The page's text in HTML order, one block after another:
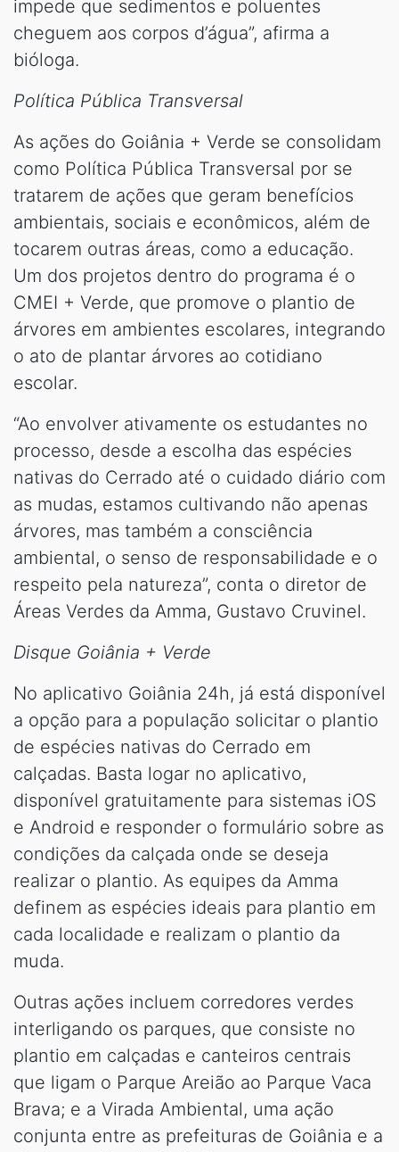
impede que sedimentos e poluentes
cheguem aos corpos d’água”, afirma a
bióloga.
Política Pública Transversal
As ações do Goiânia + Verde se consolidam
como Política Pública Transversal por se
tratarem de ações que geram benefícios
ambientais, sociais e econômicos, além de
tocarem outras áreas, como a educação.
Um dos projetos dentro do programa é o
CMEI + Verde, que promove o plantio de
árvores em ambientes escolares, integrando
o ato de plantar árvores ao cotidiano
escolar.
“Ao envolver ativamente os estudantes no
processo, desde a escolha das espécies
nativas do Cerrado até o cuidado diário com
as mudas, estamos cultivando não apenas
árvores, mas também a consciência
ambiental, o senso de responsabilidade e o
respeito pela natureza”, conta o diretor de
Áreas Verdes da Amma, Gustavo Cruvinel.
Disque Goiânia + Verde
No aplicativo Goiânia 24h, já está disponível
a opção para a população solicitar o plantio
de espécies nativas do Cerrado em
calçadas. Basta logar no aplicativo,
disponível gratuitamente para sistemas iOS
e Android e responder o formulário sobre as
condições da calçada onde se deseja
realizar o plantio. As equipes da Amma
definem as espécies ideais para plantio em
cada localidade e realizam o plantio da
muda.
Outras ações incluem corredores verdes
interligando os parques, que consiste no
plantio em calçadas e canteiros centrais
que ligam o Parque Areião ao Parque Vaca
Brava; e a Virada Ambiental, uma ação
conjunta entre as prefeituras de Goiânia e a